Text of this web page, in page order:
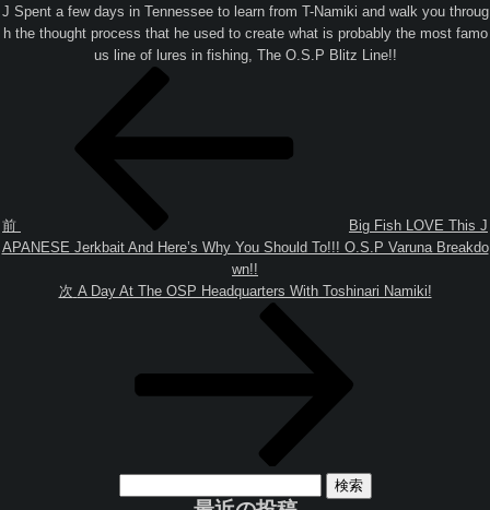
J Spent a few days in Tennessee to learn from T-Namiki and walk you throug
h the thought process that he used to create what is probably the most famo
us line of lures in fishing, The O.S.P Blitz Line!!
ョ
ン
前
Big Fish LOVE This J
APANESE Jerkbait And Here’s Why You Should To!!! O.S.P Varuna Breakdo
wn!!
次
次 A Day At The OSP Headquarters With Toshinari Namiki!